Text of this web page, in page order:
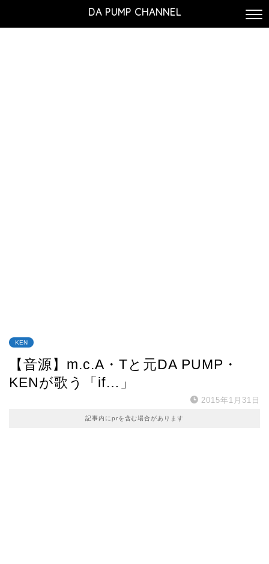
DA PUMP CHANNEL
KEN
【音源】m.c.A・Tと元DA PUMP・
KENが歌う「if…」
2015年1月31日
記事内にprを含む場合があります